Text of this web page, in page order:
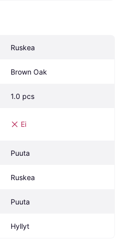
Ruskea
Brown Oak
1.0 pcs
Ei
Puuta
Ruskea
Puuta
Hyllyt